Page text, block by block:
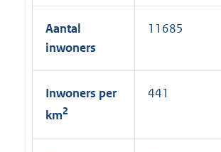
Aantal
inwoners
11685
Inwoners per
km2
441